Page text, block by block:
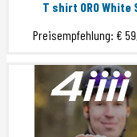
T shirt ORO White
Preisempfehlung: €